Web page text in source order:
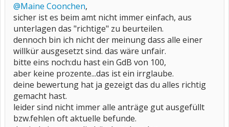
@Maine Coonchen,
sicher ist es beim amt nicht immer einfach, aus
unterlagen das "richtige" zu beurteilen.
dennoch bin ich nicht der meinung dass alle einer
willkür ausgesetzt sind. das wäre unfair.
bitte eins noch:du hast ein GdB von 100,
aber keine prozente...das ist ein irrglaube.
deine bewertung hat ja gezeigt das du alles richtig
gemacht hast.
leider sind nicht immer alle anträge gut ausgefüllt
bzw.fehlen oft aktuelle befunde.